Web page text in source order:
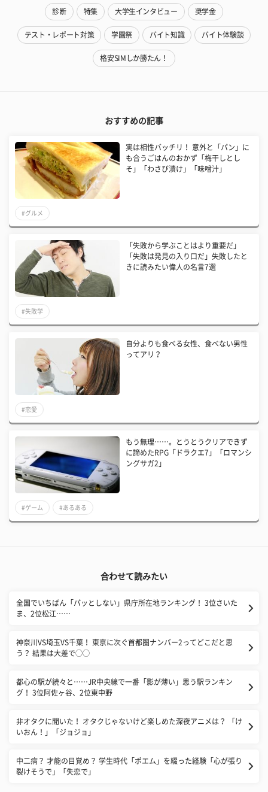
診断 特集 大学生インタビュー 奨学金
テスト・レポート対策 学園祭 バイト知識 バイト体験談
格安SIMしか勝たん！
おすすめの記事
実は相性バッチリ！ 意外と「パン」に
も合うごはんのおかず「梅干しとし
そ」「わさび漬け」「味噌汁」
#グルメ
「失敗から学ぶことはより重要だ」
「失敗は発見の入り口だ」失敗したと
きに読みたい偉人の名言7選
#失敗学
自分よりも食べる女性、食べない男性
ってアリ？
#恋愛
もう無理……。とうとうクリアできず
に諦めたRPG「ドラクエ7」「ロマンシ
ングサガ2」
#ゲーム #あるある
合わせて読みたい
全国でいちばん「パッとしない」県庁所在地ランキング！ 3位さいた
ま、2位松江……
神奈川VS埼玉VS千葉！ 東京に次ぐ首都圏ナンバー2ってどこだと思
う？ 結果は大差で◯◯
都心の駅が続々と……JR中央線で一番「影が薄い」思う駅ランキン
グ！ 3位阿佐ヶ谷、2位東中野
非オタクに聞いた！ オタクじゃないけど楽しめた深夜アニメは？ 「け
いおん！」「ジョジョ」
中二病？ 才能の目覚め？ 学生時代「ポエム」を綴った経験「心が張り
裂けそうで」「失恋で」